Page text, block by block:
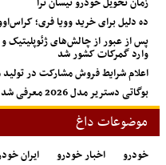
ده دلیل برای خرید وویا فری؛
پس از عبور از چالش‌های ژئوپلیتیک
وارد گمرکات کشور شد
اعلام شرایط فروش مشارکت در تولید
بوگاتی دستریر مدل 2026 معرفی شد + تصاویر
موضوعات داغ
خودرو اخبار خودرو ایران